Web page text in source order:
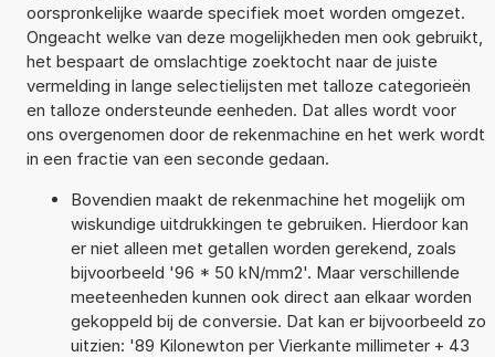
oorspronkelijke waarde specifiek moet worden omgezet.
Ongeacht welke van deze mogelijkheden men ook gebruikt,
het bespaart de omslachtige zoektocht naar de juiste
vermelding in lange selectielijsten met talloze categorieën
en talloze ondersteunde eenheden. Dat alles wordt voor
ons overgenomen door de rekenmachine en het werk wordt
in een fractie van een seconde gedaan.
Bovendien maakt de rekenmachine het mogelijk om
wiskundige uitdrukkingen te gebruiken. Hierdoor kan
er niet alleen met getallen worden gerekend, zoals
bijvoorbeeld '96 * 50 kN/mm2'. Maar verschillende
meeteenheden kunnen ook direct aan elkaar worden
gekoppeld bij de conversie. Dat kan er bijvoorbeeld zo
uitzien: '89 Kilonewton per Vierkante millimeter + 43